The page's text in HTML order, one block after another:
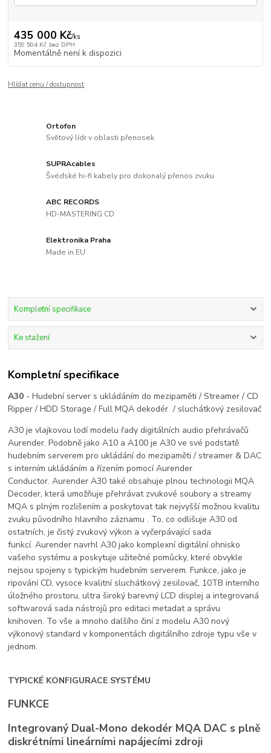
435 000 Kč/ks
359 504 Kč bez DPH
Momentálně není k dispozici
Hlídat cenu / dostupnost
Ortofon
Světový lídr v oblasti přenosek
SUPRAcables
Švédské hi-fi kabely pro dokonalý přenos zvuku
ABC RECORDS
HD-MASTERING CD
Elektronika Praha
Made in EU
Kompletní specifikace
Ke stažení
Kompletní specifikace
A30 - Hudební server s ukládáním do mezipaměti / Streamer / CD
Ripper / HDD Storage / Full MQA dekodér / sluchátkový zesilovač
A30 je vlajkovou lodí modelu řady digitálních audio přehrávačů
Aurender. Podobně jako A10 a A100 je A30 ve své podstatě
hudebním serverem pro ukládání do mezipaměti / streamer & DAC
s interním ukládáním a řízením pomocí Aurender
Conductor. Aurender A30 také obsahuje plnou technologii MQA
Decoder, která umožňuje přehrávat zvukové soubory a streamy
MQA s plným rozlišením a poskytovat tak nejvyšší možnou kvalitu
zvuku původního hlavního záznamu. To, co odlišuje A30 od
ostatních, je čistý zvukový výkon a vyčerpávající sada
funkcí. Aurender navrhl A30 jako komplexní digitální ohnisko
vašeho systému a poskytuje užitečné pomůcky, které obvykle
nejsou spojeny s typickým hudebním serverem. Funkce, jako je
ripování CD, vysoce kvalitní sluchátkový zesilovač, 10TB interního
úložného prostoru, ultra široký barevný LCD displej a integrovaná
softwarová sada nástrojů pro editaci metadat a správu
knihoven. To vše a mnoho dalšího činí z modelu A30 nový
výkonový standard v komponentách digitálního zdroje typu vše v
jednom.
TYPICKÉ KONFIGURACE SYSTÉMU
FUNKCE
Integrovaný Dual-Mono dekodér MQA DAC s plně
diskrétními lineárními napájecími zdroji